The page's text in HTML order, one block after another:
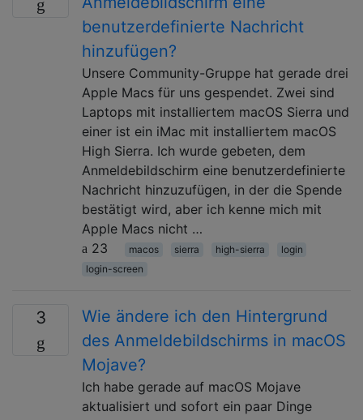
benutzerdefinierte Nachricht
hinzufügen?
Unsere Community-Gruppe hat gerade drei
Apple Macs für uns gespendet. Zwei sind
Laptops mit installiertem macOS Sierra und
einer ist ein iMac mit installiertem macOS
High Sierra. Ich wurde gebeten, dem
Anmeldebildschirm eine benutzerdefinierte
Nachricht hinzuzufügen, in der die Spende
bestätigt wird, aber ich kenne mich mit
Apple Macs nicht …
23
macos sierra high-sierra
login
login-screen
3
Wie ändere ich den Hintergrund
des Anmeldebildschirms in macOS
Mojave?
Ich habe gerade auf macOS Mojave
aktualisiert und sofort ein paar Dinge